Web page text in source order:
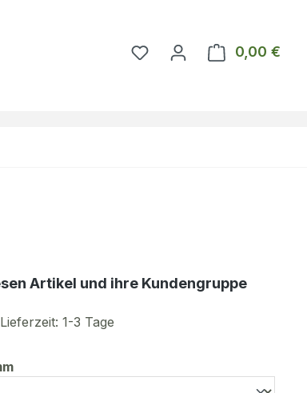
Du hast 0 Produkte auf
0,00 €
Artikel und ihre Kundengruppe
1-3 Tage
auswählen